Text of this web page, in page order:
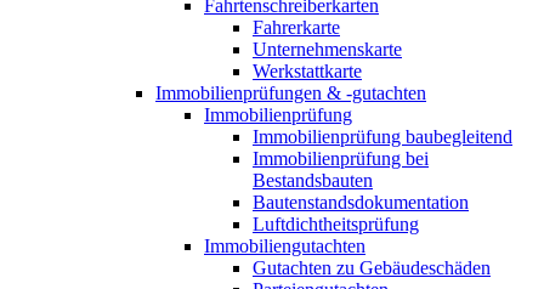
Fahrtenschreiberkarten
Fahrerkarte
Unternehmenskarte
Werkstattkarte
Immobilienprüfungen & -gutachten
Immobilienprüfung
Immobilienprüfung baubegleitend
Immobilienprüfung bei
Bestandsbauten
Bautenstandsdokumentation
Luftdichtheitsprüfung
Immobiliengutachten
Gutachten zu Gebäudeschäden